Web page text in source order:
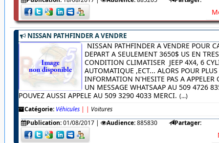
NISSAN PATHFINDER A VENDRE
NISSAN PATHFINDER A VENDRE POUR
DEPART A SEULEMENT 3650$ US EN
CONDITION CLIMATISER JEEP 4X4, 6
AUTOMATIQUE ,ECT... ALORS POUR PLUS
INFORMATION N'HESITE PAS A APPELER
UN MESSAGE WHATSAAP AU 509 4726
POUVEZ AUSSI APPELE AU 509 3290 4033 MERCI. (...)
Catégorie: Véhicules | | Voitures
Publication:01/08/2017| Audience:885830 Partager: